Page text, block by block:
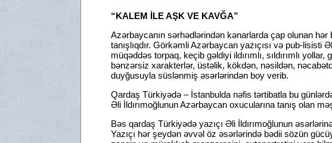
“KALEM İLE AŞK VE KAVĞA”
Azərbaycanın sərhədlərindən kənarlarda çap olunan hər
tanışlıqdır. Görkəmli Azərbaycan yazıçısı və pub-lisisti
müqəddəs torpaq, keçib gəldiyi ildırımlı, sıldırımlı
bənzərsiz xarakterlər, üstəlik, kökdən, nəsildən,
duyğusuyla süslənmiş əsərlərindən boy verib.
Qardaş Türkiyədə – İstanbulda nəfis tərtibatla bu
Əli İldırımoğlunun Azərbaycan oxucularına tanış olan
Bəs qardaş Türkiyədə yazıçı Əli İldırımoğlunun
Yazıçı hər şeydən əvvəl öz əsərlərində bədii sözün